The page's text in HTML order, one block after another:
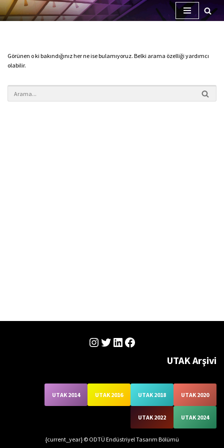
Görünen o ki bakındığınız her ne ise bulamıyoruz. Belki arama özelliği yardımcı
olabilir.
UTAK Arşivi
UTAK 2014 UTAK 2016 UTAK 2018 UTAK 2020
UTAK 2022 UTAK 2024
{current_year} © ODTÜ Endüstriyel Tasarım Bölümü